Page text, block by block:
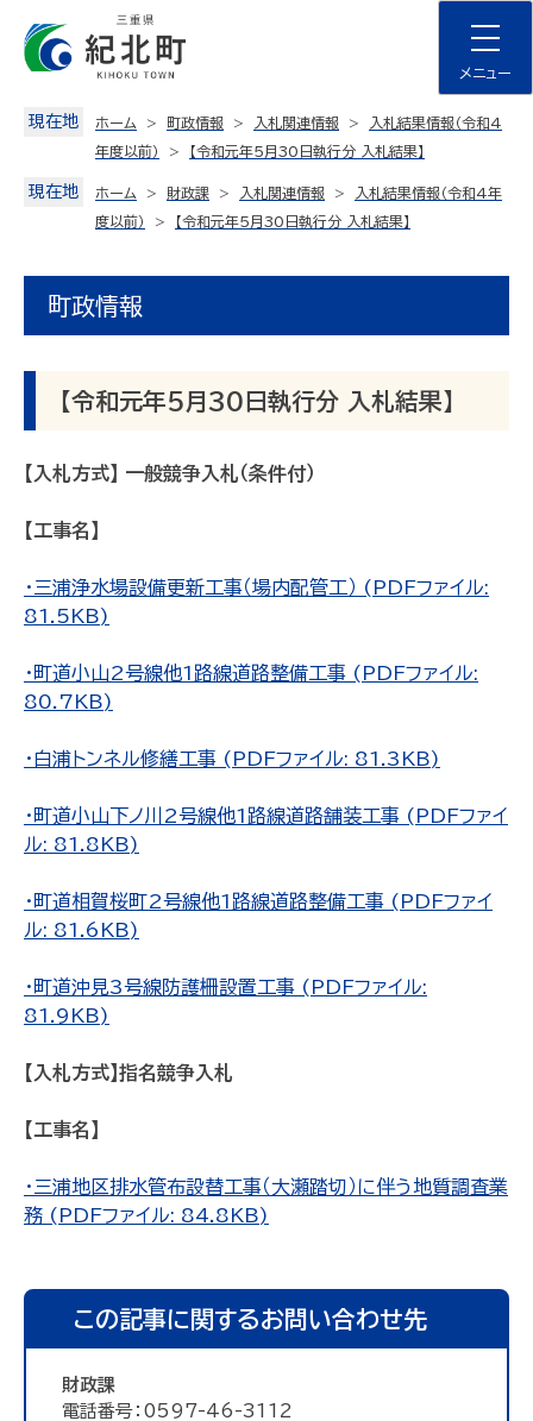
content
メニュー
現在地 ホーム 町政情報 入札関連情報
入札結果情報（令和4
年度以前）
【令和元年5月30日執行分 入札結果】
現在地 ホーム 財政課 入札関連情報
入札結果情報（令和4年
度以前）
【令和元年5月30日執行分 入札結果】
町政情報
【令和元年5月30日執行分 入札結果】
【入札方式】 一般競争入札（条件付）
【工事名】
・三浦浄水場設備更新工事（場内配管工） (PDFファイル:
81.5KB)
・町道小山2号線他1路線道路整備工事 (PDFファイル:
80.7KB)
・白浦トンネル修繕工事 (PDFファイル: 81.3KB)
・町道小山下ノ川2号線他1路線道路舗装工事 (PDFファイ
ル: 81.8KB)
・町道相賀桜町2号線他1路線道路整備工事 (PDFファイ
ル: 81.6KB)
・町道沖見3号線防護柵設置工事 (PDFファイル:
81.9KB)
【入札方式】指名競争入札
【工事名】
・三浦地区排水管布設替工事（大瀬踏切）に伴う地質調査業
務 (PDFファイル: 84.8KB)
この記事に関するお問い合わせ先
財政課
電話番号：0597-46-3112